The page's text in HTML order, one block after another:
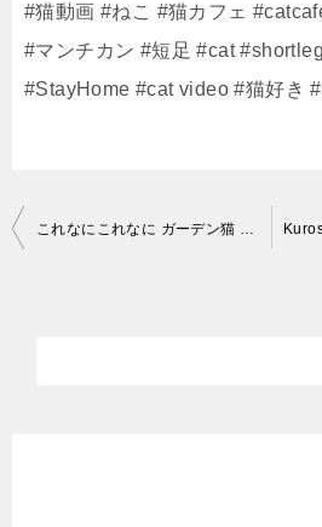
#猫動画 #ねこ #猫カフェ
#マンチカン #短足 #cat
#StayHome #cat video #猫好き
投
これなにこれなに ガーデン猫 #Shorts​ Kore nani kore nani